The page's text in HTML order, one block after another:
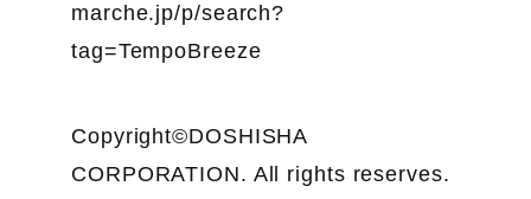
marche.jp/p/search?
tag=TempoBreeze
Copyright©DOSHISHA
CORPORATION. All rights reserves.